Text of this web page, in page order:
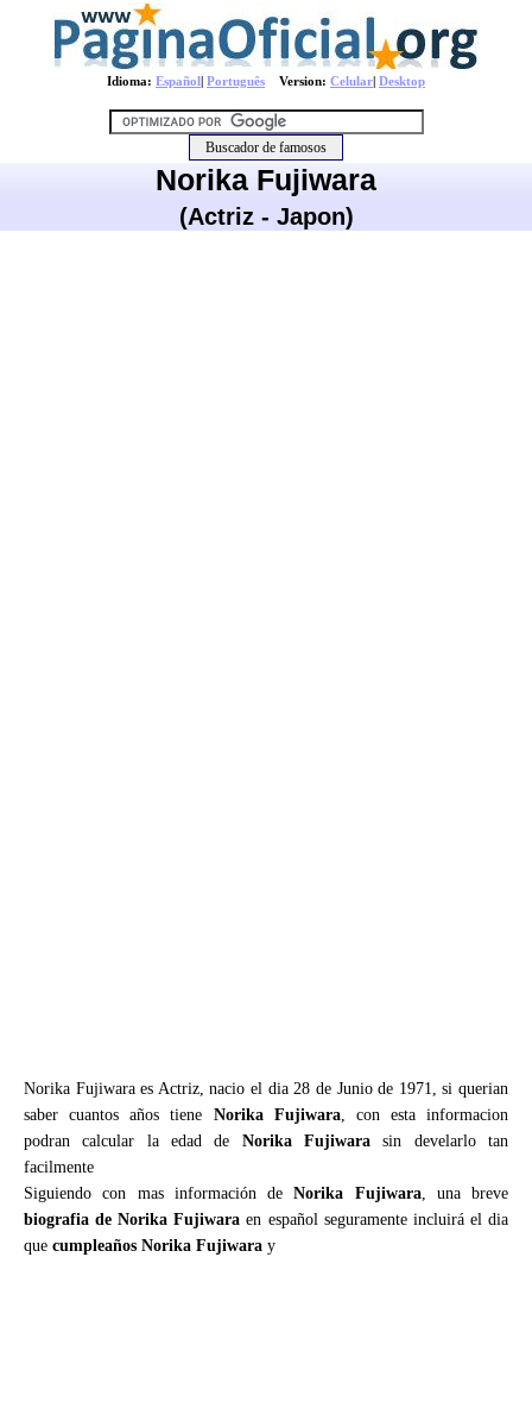
Idioma: Español| Português Version: Celular| Desktop
Norika Fujiwara
(Actriz - Japon)
Norika Fujiwara es Actriz, nacio el dia 28 de Junio de 1971, si querian
saber cuantos años tiene Norika Fujiwara, con esta informacion
podran calcular la edad de Norika Fujiwara sin develarlo tan
facilmente
Siguiendo con mas información deNorika Fujiwara, una breve
biografia de Norika Fujiwara en español seguramente incluirá el dia
que cumpleaños Norika Fujiwara y